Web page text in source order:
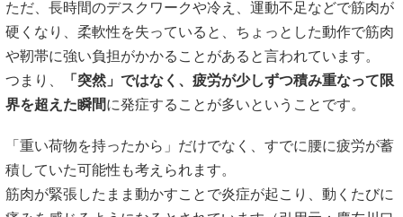
ただ、長時間のデスクワークや冷え、運動不足などで筋肉が
硬くなり、柔軟性を失っていると、ちょっとした動作で筋肉
や靭帯に強い負担がかかることがあると言われています。
つまり、
「突然」ではなく、疲労が少しずつ積み重なって限
界を超えた瞬間に発症することが多いということです。
「重い荷物を持ったから」だけでなく、すでに腰に疲労が蓄
積していた可能性も考えられます。
筋肉が緊張したまま動かすことで炎症が起こり、動くたびに